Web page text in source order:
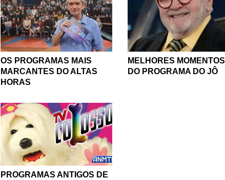
OS PROGRAMAS MAIS
MARCANTES DO ALTAS
HORAS
MELHORES MOMENTOS
DO PROGRAMA DO JÔ
PROGRAMAS ANTIGOS DE